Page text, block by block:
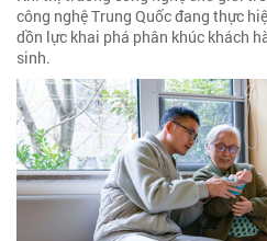
công nghệ Trung Quốc đang thực
dồn lực khai phá phân khúc khách
sinh.